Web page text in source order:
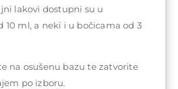
lakovi dostupni su u
10 ml, a neki i u bočicama od 3
na osušenu bazu te zatvorite
po izboru.